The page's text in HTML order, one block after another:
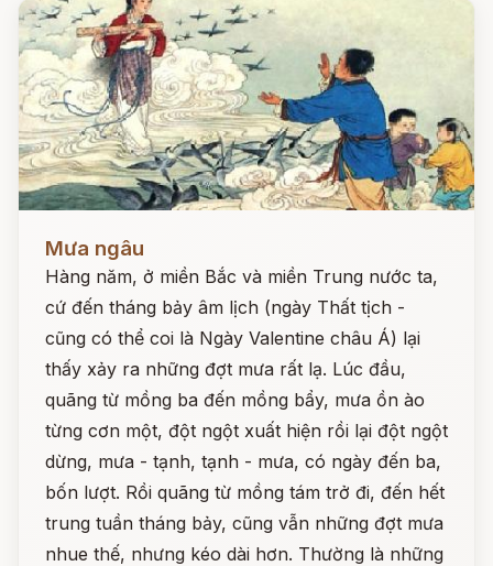
Mưa ngâu
Hàng năm, ở miền Bắc và miền Trung nước ta,
cứ đến tháng bảy âm lịch (ngày Thất tịch -
cũng có thể coi là Ngày Valentine châu Á) lại
thấy xảy ra những đợt mưa rất lạ. Lúc đầu,
quãng từ mồng ba đến mồng bẩy, mưa ồn ào
từng cơn một, đột ngột xuất hiện rồi lại đột ngột
dừng, mưa - tạnh, tạnh - mưa, có ngày đến ba,
bốn lượt. Rồi quãng từ mồng tám trở đi, đến hết
trung tuần tháng bảy, cũng vẫn những đợt mưa
nhue thế, nhưng kéo dài hơn. Thường là những